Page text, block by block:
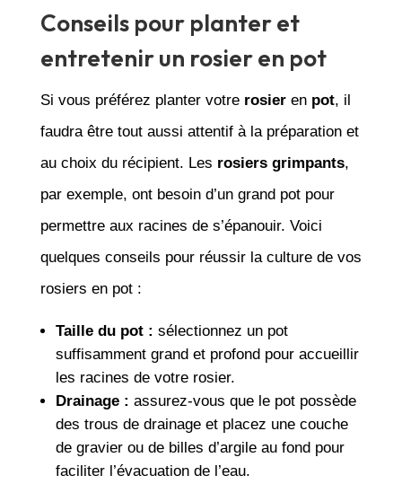
Conseils pour planter et
entretenir un rosier en pot
Si vous préférez planter votre rosieren pot, il
faudra être tout aussi attentif à la préparation et
au choix du récipient. Les rosiers grimpants,
par exemple, ont besoin d’un grand pot pour
permettre aux racines de s’épanouir. Voici
quelques conseils pour réussir la culture de vos
rosiers en pot :
Taille du pot : sélectionnez un pot
suffisamment grand et profond pour accueillir
les racines de votre rosier.
Drainage : assurez-vous que le pot possède
des trous de drainage et placez une couche
de gravier ou de billes d’argile au fond pour
faciliter l’évacuation de l’eau.